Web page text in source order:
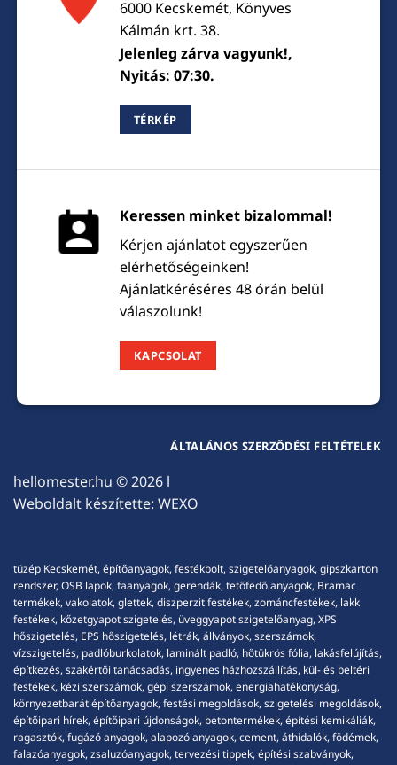
6000 Kecskemét, Könyves
Kálmán krt. 38.
Jelenleg zárva vagyunk!,
Nyitás: 07:30.
TÉRKÉP
Keressen minket bizalommal!
Kérjen ajánlatot egyszerűen
elérhetőségeinken!
Ajánlatkéréséres 48 órán belül
válaszolunk!
KAPCSOLAT
hellomester.hu © 2026 l
Weboldalt készítette: WEXO
ÁLTALÁNOS SZERZŐDÉSI FELTÉTELEK
tüzép Kecskemét, építőanyagok, festékbolt, szigetelőanyagok, gipszkarton
rendszer, OSB lapok, faanyagok, gerendák, tetőfedő anyagok, Bramac
termékek, vakolatok, glettek, diszperzit festékek, zománcfestékek, lakk
festékek, kőzetgyapot szigetelés, üveggyapot szigetelőanyag, XPS
hőszigetelés, EPS hőszigetelés, létrák, állványok, szerszámok,
vízszigetelés, padlóburkolatok, laminált padló, hőtükrös fólia, lakásfelújítás,
építkezés, szakértői tanácsadás, ingyenes házhozszállítás, kül- és beltéri
festékek, kézi szerszámok, gépi szerszámok, energiahatékonyság,
környezetbarát építőanyagok, festési megoldások, szigetelési megoldások,
építőipari hírek, építőipari újdonságok, betontermékek, építési kemikáliák,
ragasztók, fugázó anyagok, alapozó anyagok, cement, áthidalók, födémek,
falazóanyagok, zsaluzóanyagok, tervezési tippek, építési szabványok,